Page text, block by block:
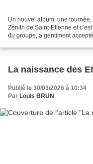
Un nouvel album, une
Zénith de Saint-Etienne et
du groupe, a gentiment
La naissance des
Publié le 30/03/2026 à 10:34
Par Louis BRUN